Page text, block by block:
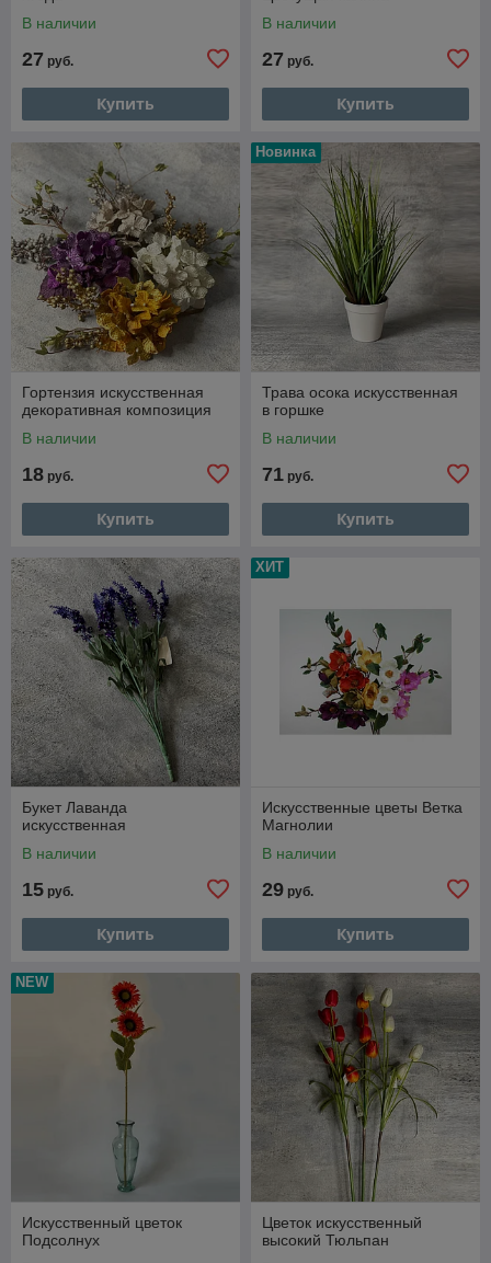
В наличии
27 руб.
Купить
В наличии
27 руб.
Купить
Гортензия искусственная
декоративная композиция
В наличии
18 руб.
Купить
Новинка
Трава осока искусственная
в горшке
В наличии
71 руб.
Купить
Букет Лаванда
искусственная
В наличии
15 руб.
Купить
ХИТ
Искусственные цветы Ветка
Магнолии
В наличии
29 руб.
Купить
NEW
Искусственный цветок
Подсолнух
Цветок искусственный
высокий Тюльпан